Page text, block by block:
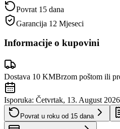
Povrat 15 dana
Garancija 12 Mjeseci
Informacije o kupovini
Dostava 10 KMBrzom poštom ili
Isporuka: Četvrtak, 13. August
Povrat u roku od 15 dana